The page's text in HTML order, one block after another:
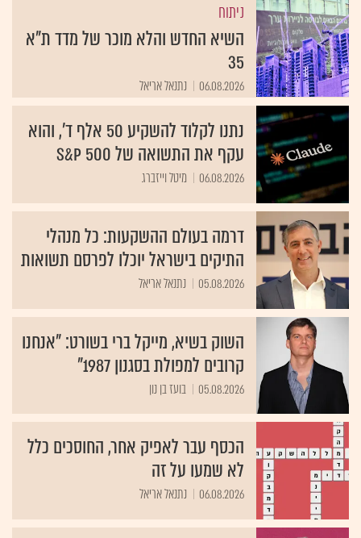
ניתוח
השיא החדש והלא מוכר של מדד ת"א
35
06.08.2026 נתנאל אריאל
נתנו לקלוד להשקיע 50 אלף ד', והוא
עקף את התשואה של S&P 500
06.08.2026 מיטל וייזברג
דרמה בעולם ההשקעות: כל מנהלי
התיקים בישראל יוכלו לפרסם תשואות
05.08.2026 נתנאל אריאל
השוק בשיא, מייקל ברי בשורט: "אנחנו
קרובים למפולת בסגנון 1987"
05.08.2026 בועז בן נון
הכסף עבר לאפיק אחר, החוסכים כלל
לא שמעו על זה
06.08.2026 נתנאל אריאל